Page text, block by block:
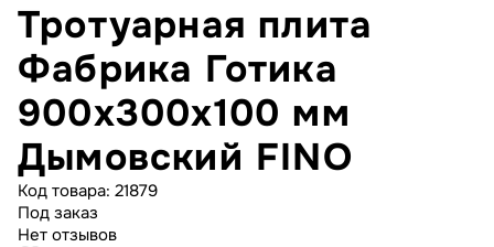
Тротуарная плита
Фабрика Готика
900х300х100 мм
Дымовский FINO
Код товара: 21879
Под заказ
Нет отзывов